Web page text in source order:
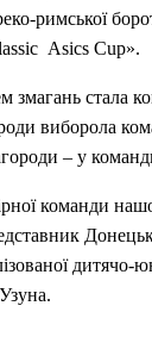
римської
Asics Cup».
стала
виборола
– у
команди
дитячо-